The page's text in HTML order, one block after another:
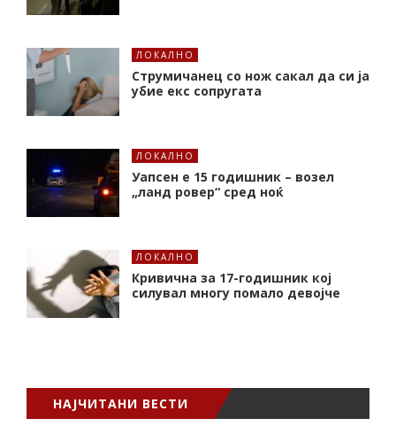
ЛОКАЛНО
Струмичанец со нож сакал да си ја
убие екс сопругата
ЛОКАЛНО
Уапсен е 15 годишник – возел
„ланд ровер“ сред ноќ
ЛОКАЛНО
Кривична за 17-годишник кој
силувал многу помало девојче
НАЈЧИТАНИ ВЕСТИ